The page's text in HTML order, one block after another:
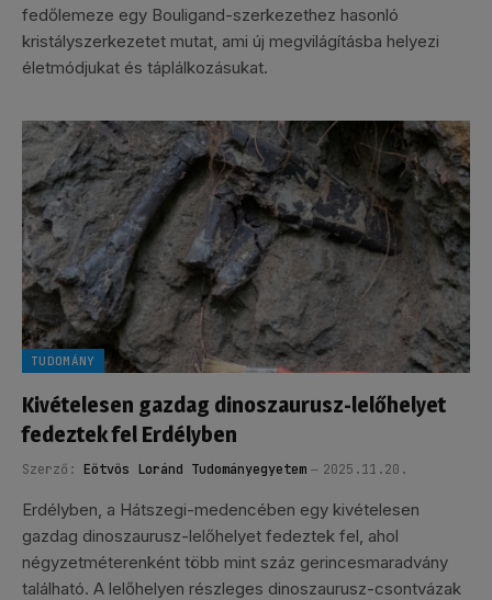
fedőlemeze egy Bouligand-szerkezethez hasonló
kristályszerkezetet mutat, ami új megvilágításba helyezi
életmódjukat és táplálkozásukat.
TUDOMÁNY
Kivételesen gazdag dinoszaurusz-lelőhelyet
fedeztek fel Erdélyben
Szerző: Eötvös Loránd Tudományegyetem 2025.11.20.
Erdélyben, a Hátszegi-medencében egy kivételesen
gazdag dinoszaurusz-lelőhelyet fedeztek fel, ahol
négyzetméterenként több mint száz gerincesmaradvány
található. A lelőhelyen részleges dinoszaurusz-csontvázak